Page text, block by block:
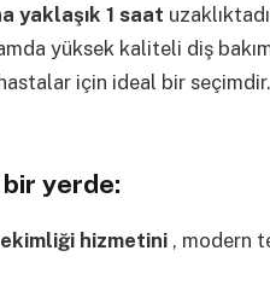
yaklaşık 1 saat
yüksek kaliteli diş
için ideal bir seçimdir.
yerde:
hizmetini , modern